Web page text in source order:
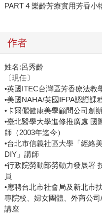
PART 4 樂齡芳療實用芳香小
作者
姓名:呂秀齡
〔現任〕
•英國ITEC台灣區芳香療法教
•美國NAHA/英國IFPA認證課
•卡爾儷健康美學顧問公司創
•臺北醫學大學進修推廣處
師（2003年迄今）
•台北市信義社區大學「經絡
DIY」講師
•行政院勞動部勞動力發展署
員
•應聘台北市社會局及新北市
專院校、婦女團體、外商公
講座